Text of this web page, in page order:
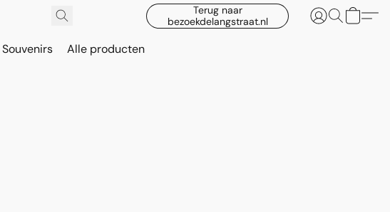
Terug naar
bezoekdelangstraat.nl
Souvenirs Alle producten